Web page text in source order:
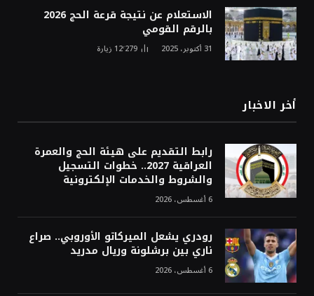
الاستعلام عن نتيجة قرعة الحج 2026
بالرقم القومي
31 أكتوبر، 2025 12٬279 زيارة
أخر الاخبار
رابط التقديم على هيئة الحج والعمرة
العراقية 2027.. خطوات التسجيل
والشروط والخدمات الإلكترونية
6 أغسطس، 2026
رودري يشعل الميركاتو الأوروبي.. صراع
ناري بين برشلونة وريال مدريد
6 أغسطس، 2026